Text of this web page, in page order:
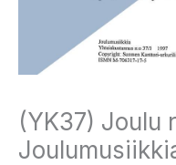
(YK37) Joulu